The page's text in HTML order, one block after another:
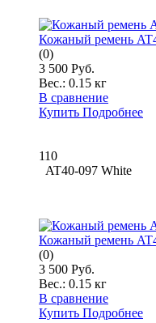
Кожаный ремень
(0)
3 500 Руб.
Вес.: 0.15 кг
В сравнение
Купить Подробнее
110
AT40-097 White
Кожаный ремень
(0)
3 500 Руб.
Вес.: 0.15 кг
В сравнение
Купить Подробнее